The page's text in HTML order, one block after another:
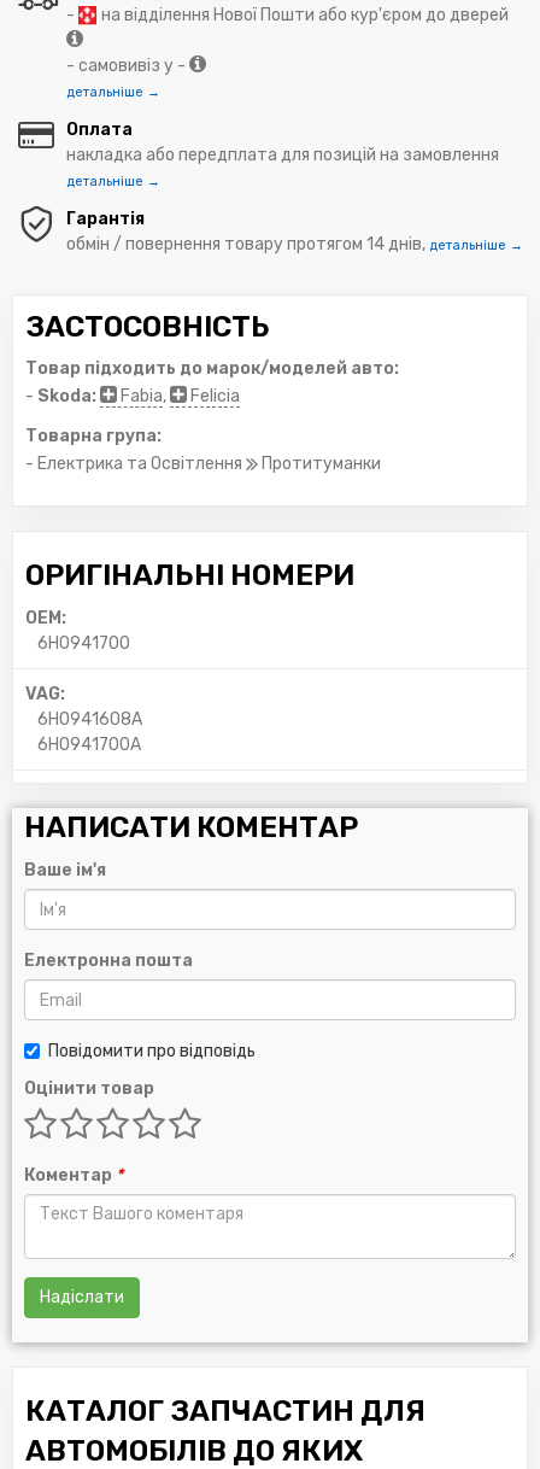
-
на відділення Нової Пошти або кур'єром до дверей
- самовивіз у -
детальніше →
Оплата
накладка або передплата для позицій на замовлення
детальніше →
Гарантія
обмін / повернення товару протягом 14 днів, детальніше →
ЗАСТОСОВНІСТЬ
Товар підходить до марок/моделей авто:
- Skoda: Fabia,
Felicia
Товарна група:
- Електрика та Освітлення
Протитуманки
ОРИГІНАЛЬНІ НОМЕРИ
OEM:
6H0941700
VAG:
6H0941608A
6H0941700A
НАПИСАТИ КОМЕНТАР
Ваше ім'я
Електронна пошта
Повідомити про відповідь
Оцінити товар
Коментар *
Надіслати
КАТАЛОГ ЗАПЧАСТИН ДЛЯ
АВТОМОБІЛІВ ДО ЯКИХ